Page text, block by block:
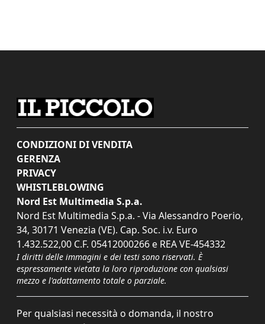
CONDIZIONI DI VENDITA
GERENZA
PRIVACY
WHISTLEBLOWING
Nord Est Multimedia S.p.a.
Nord Est Multimedia S.p.a. - Via Alessandro Poerio,
34, 30171 Venezia (VE). Cap. Soc. i.v. Euro
1.432.522,00 C.F. 05412000266 e REA VE-454332
I diritti delle immagini e dei testi sono riservati. È
espressamente vietata la loro riproduzione con qualsiasi
mezzo e l'adattamento totale o parziale.
Per qualsiasi necessità o domanda, il nostro